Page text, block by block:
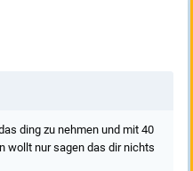
ding zu nehmen und mit 40
wollt nur sagen das dir nichts